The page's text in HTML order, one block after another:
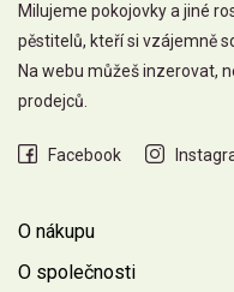
Milujeme pokojovky a jiné
pěstitelů, kteří si vzájemně
Na webu můžeš inzerovat,
prodejců.
Facebook
O nákupu
O společnosti